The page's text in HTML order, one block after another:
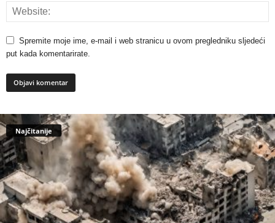
Spremite moje ime, e-mail i web stranicu u ovom pregledniku sljedeći
put kada komentarirate.
Najčitanije